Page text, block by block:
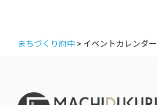
まちづくり府中 > イベントカレンダー